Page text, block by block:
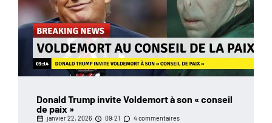
Donald Trump invite Voldemort à son « conseil
de paix »
janvier 22, 2026 09:21 4 commentaires